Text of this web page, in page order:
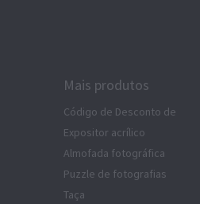
Mais produtos
Código de Desconto de
Expositor acrílico
Almofada fotográfica
Puzzle de fotografias
Taça